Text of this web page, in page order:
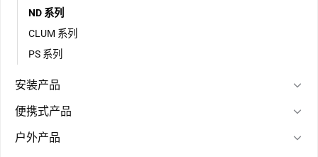
ND 系列
CLUM 系列
PS 系列
安装产品
便携式产品
户外产品